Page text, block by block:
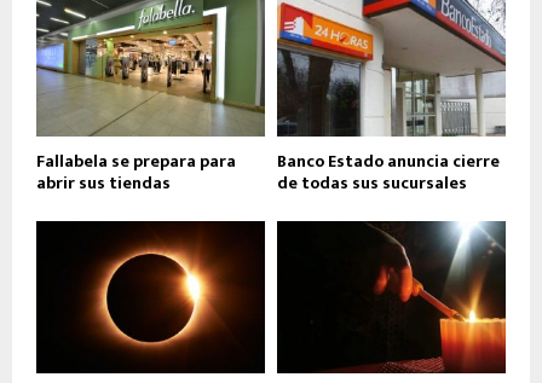
Fallabela se prepara para
abrir sus tiendas
Banco Estado anuncia cierre
de todas sus sucursales